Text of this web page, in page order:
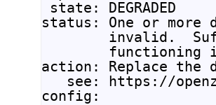
state: DEGRADED
status: One or more
invalid.
functioning
action: Replace the
see: https://
config: